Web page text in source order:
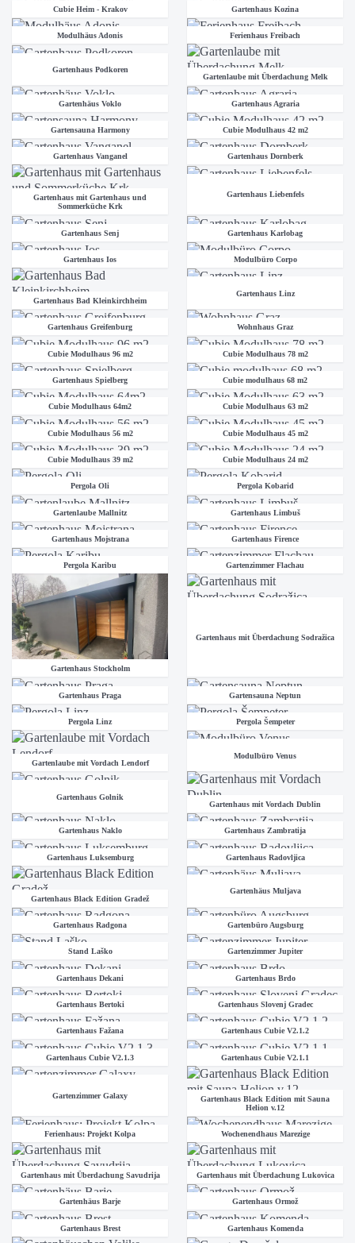
Cubie Heim - Krakov Gartenhaus Kozina
Modulhäus Adonis Ferienhaus Freibach
Gartenhaus Podkoren
Gartenlaube mit Überdachung Melk
Gartenhäus Voklo Gartenhaus Agraria
Gartensauna Harmony Cubie Modulhaus 42 m2
Gartenhaus Vanganel Gartenhaus Dornberk
Gartenhaus mit Gartenhaus und
Sommerküche Krk
Gartenhaus Liebenfels
Gartenhaus Senj Gartenhaus Karlobag
Gartenhaus Ios Modulbüro Corpo
Gartenhaus Bad Kleinkirchheim
Gartenhaus Linz
Gartenhaus Greifenburg Wohnhaus Graz
Cubie Modulhaus 96 m2 Cubie Modulhaus 78 m2
Gartenhaus Spielberg Cubie modulhaus 68 m2
Cubie Modulhaus 64m2 Cubie Modulhaus 63 m2
Cubie Modulhaus 56 m2 Cubie Modulhaus 45 m2
Cubie Modulhaus 39 m2 Cubie Modulhaus 24 m2
Pergola Oli Pergola Kobarid
Gartenlaube Mallnitz Gartenhaus Limbuš
Gartenhaus Mojstrana Gartenhaus Firence
Pergola Karibu Gartenzimmer Flachau
Gartenhaus Stockholm
Gartenhaus mit Überdachung Sodražica
Gartenhaus Praga Gartensauna Neptun
Pergola Linz Pergola Šempeter
Gartenlaube mit Vordach Lendorf
Modulbüro Venus
Gartenhaus Golnik
Gartenhaus mit Vordach Dublin
Gartenhaus Naklo Gartenhaus Zambratija
Gartenhaus Luksemburg Gartenhaus Radovljica
Gartenhaus Black Edition Gradež
Gartenhäus Muljava
Gartenhaus Radgona Gartenbüro Augsburg
Stand Laško Gartenzimmer Jupiter
Gartenhaus Dekani Gartenhaus Brdo
Gartenhaus Bertoki Gartenhaus Slovenj Gradec
Gartenhaus Fažana Gartenhaus Cubie V2.1.2
Gartenhaus Cubie V2.1.3 Gartenhaus Cubie V2.1.1
Gartenzimmer Galaxy
Gartenhaus Black Edition mit Sauna
Helion v.12
Ferienhaus: Projekt Kolpa Wochenendhaus Marezige
Gartenhaus mit Überdachung Savudrija Gartenhaus mit Überdachung Lukovica
Gartenhäus Barje Gartenhaus Ormož
Gartenhaus Brest Gartenhaus Komenda